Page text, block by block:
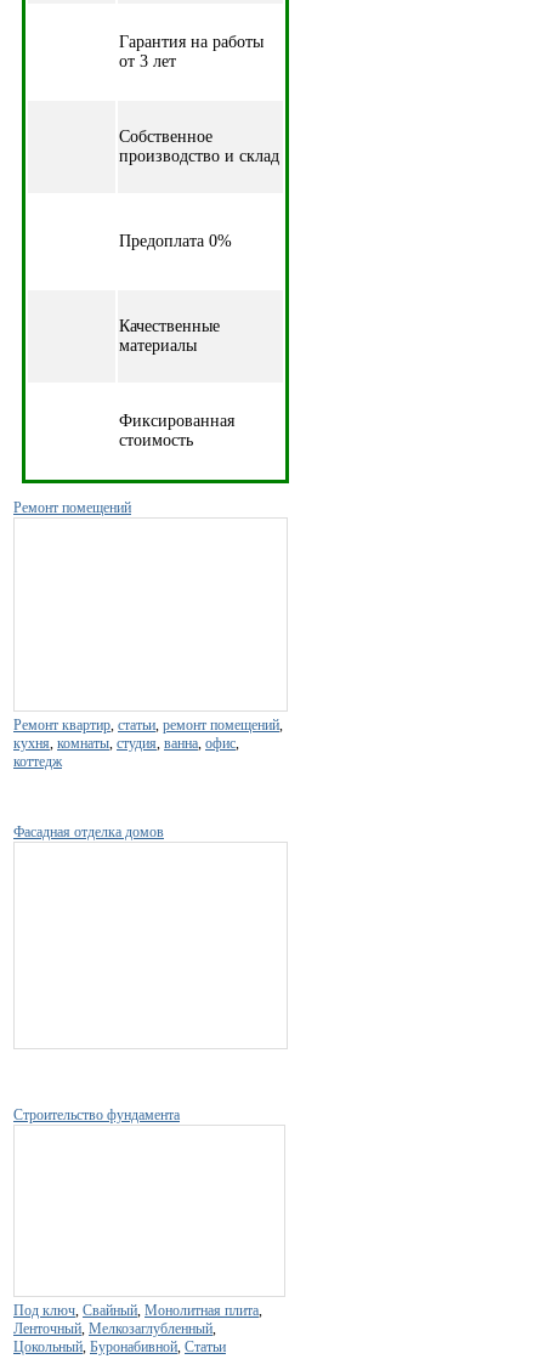
Гарантия на работы
от 3 лет
Собственное
производство и склад
Предоплата 0%
Качественные
материалы
Фиксированная
стоимость
Ремонт помещений
Ремонт квартир статьи ремонт помещений
кухня комнаты студия ванна офис
коттедж
Фасадная отделка домов
Строительство фундамента
Под ключ Свайный Монолитная плита
Ленточный Мелкозаглубленный
Цокольный Буронабивной Статьи